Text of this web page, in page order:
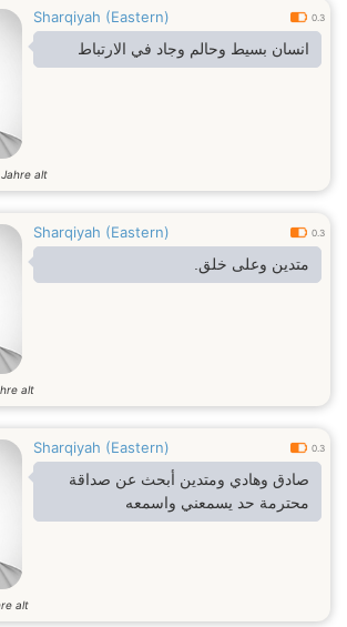
Sharqiyah (Eastern) 0.3
انسان بسيط وحالم وجاد في الارتباط
Jahre alt
Sharqiyah (Eastern) 0.3
متدين وعلى خلق.
alt
Sharqiyah (Eastern) 0.3
صادق وهادي ومتدين أبحث عن صداقة
محترمة حد يسمعني واسمعه
alt